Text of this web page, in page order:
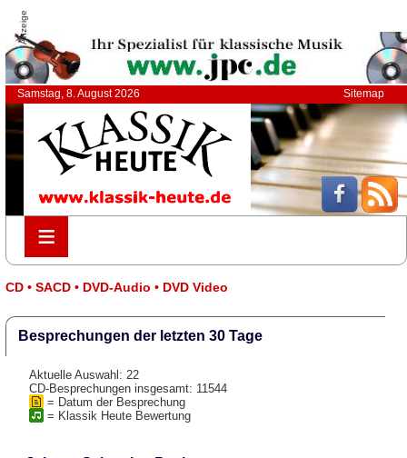
Anzeige
Samstag, 8. August 2026 Sitemap
≡
≡
CD • SACD • DVD-Audio • DVD Video
Besprechungen der letzten 30 Tage
Aktuelle Auswahl: 22
CD-Besprechungen insgesamt: 11544
= Datum der Besprechung
= Klassik Heute Bewertung